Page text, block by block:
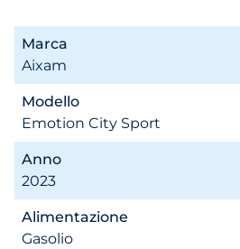
Marca
Aixam
Modello
Emotion City Sport
Anno
2023
Alimentazione
Gasolio